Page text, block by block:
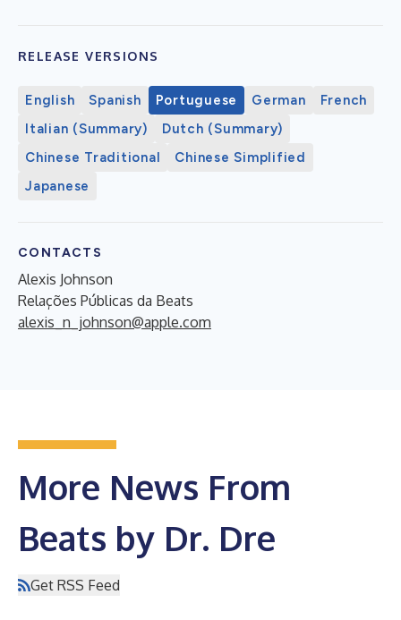
RELEASE VERSIONS
English Spanish Portuguese German
French
Italian (Summary)
Dutch (Summary)
Chinese Traditional
Chinese Simplified
Japanese
CONTACTS
Alexis Johnson
Relações Públicas da Beats
alexis_n_johnson@apple.com
More News From
Beats by Dr. Dre
Get RSS Feed